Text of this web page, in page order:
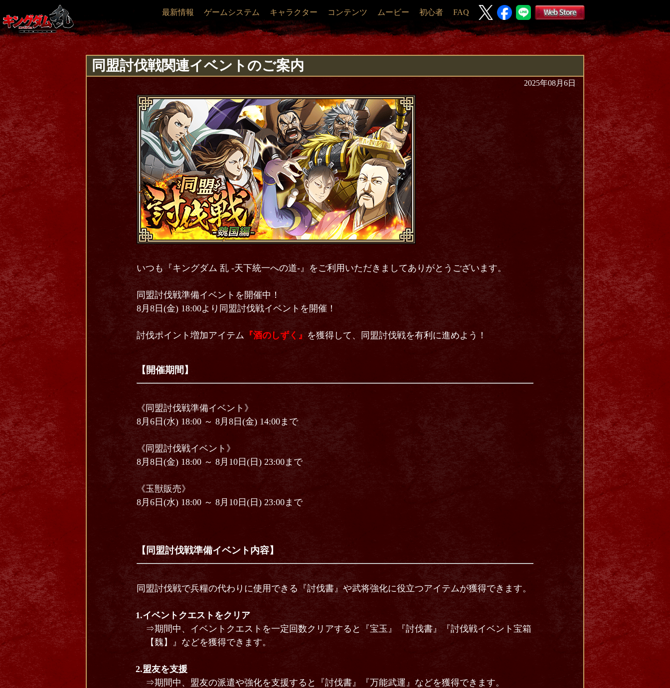
最新情報 ゲームシステム キャラクター コンテンツ ムービー 初心者 FAQ
同盟討伐戦関連イベントのご案内
2025年08月6日
いつも『キングダム 乱 -天下統一への道-』をご利用いただきましてありがとうございます。
同盟討伐戦準備イベントを開催中！
8月8日(金) 18:00より同盟討伐戦イベントを開催！
討伐ポイント増加アイテム 『酒のしずく』 を獲得して、同盟討伐戦を有利に進めよう！
【開催期間】
《同盟討伐戦準備イベント》
8月6日(水) 18:00 ～ 8月8日(金) 14:00まで
《同盟討伐戦イベント》
8月8日(金) 18:00 ～ 8月10日(日) 23:00まで
《玉獣販売》
8月6日(水) 18:00 ～ 8月10日(日) 23:00まで
【同盟討伐戦準備イベント内容】
同盟討伐戦で兵糧の代わりに使用できる『討伐書』や武将強化に役立つアイテムが獲得できます。
1.イベントクエストをクリア
⇒期間中、イベントクエストを一定回数クリアすると『宝玉』『討伐書』『討伐戦イベント宝箱
【魏】』などを獲得できます。
2.盟友を支援
⇒期間中、盟友の派遣や強化を支援すると『討伐書』『万能武運』などを獲得できます。